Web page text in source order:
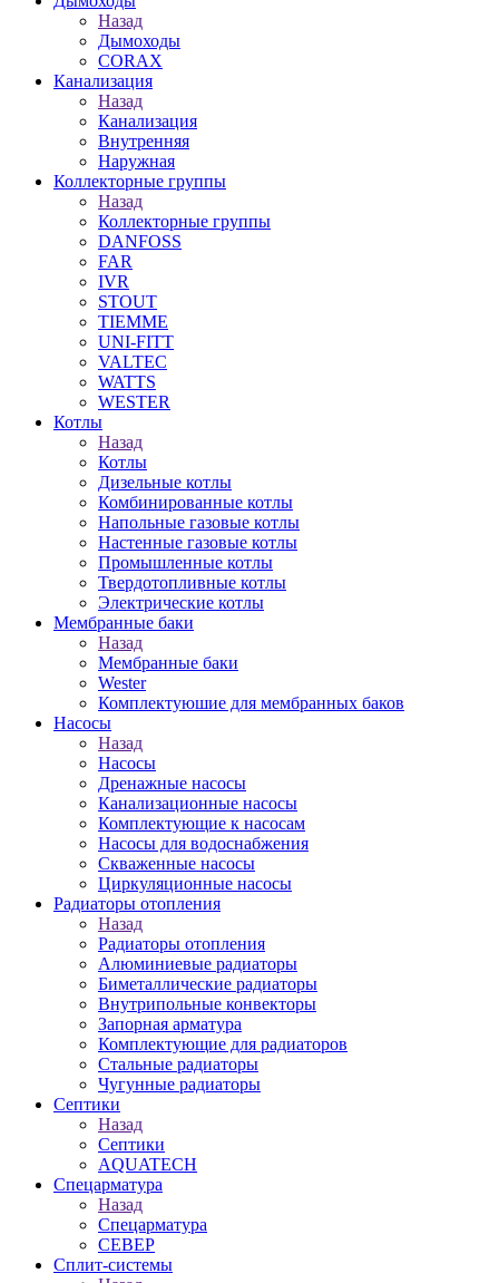
Назад
Дымоходы
CORAX
Канализация
Назад
Канализация
Внутренняя
Наружная
Коллекторные группы
Назад
Коллекторные группы
DANFOSS
FAR
IVR
STOUT
TIEMME
UNI-FITT
VALTEC
WATTS
WESTER
Котлы
Назад
Котлы
Дизельные котлы
Комбинированные котлы
Напольные газовые котлы
Настенные газовые котлы
Промышленные котлы
Твердотопливные котлы
Электрические котлы
Мембранные баки
Назад
Мембранные баки
Wester
Комплектуюшие для мембранных баков
Насосы
Назад
Насосы
Дренажные насосы
Канализационные насосы
Комплектующие к насосам
Насосы для водоснабжения
Скваженные насосы
Циркуляционные насосы
Радиаторы отопления
Назад
Радиаторы отопления
Алюминиевые радиаторы
Биметаллические радиаторы
Внутрипольные конвекторы
Запорная арматура
Комплектующие для радиаторов
Стальные радиаторы
Чугунные радиаторы
Септики
Назад
Септики
AQUATECH
Спецарматура
Назад
Спецарматура
СЕВЕР
Сплит-системы